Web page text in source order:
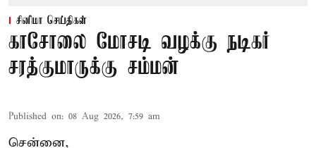
சினிமா செய்திகள்
காசோலை மோசடி வழக்கு நடிகர்
சரத்குமாருக்கு சம்மன்
Published on: 08 Aug 2026, 7:59 am
சென்னை,